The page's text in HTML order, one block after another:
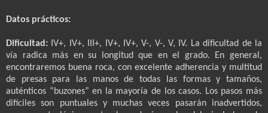
Datos prácticos:
Dificultad: IV+, IV+, III+, IV+, IV+, V-, V-, V, IV. La dificultad de la
vía radica más en su longitud que en el grado. En general,
encontraremos buena roca, con excelente adherencia y multitud
de presas para las manos de todas las formas y tamaños,
auténticos “buzones” en la mayoría de los casos. Los pasos más
difíciles son puntuales y muchas veces pasarán inadvertidos,